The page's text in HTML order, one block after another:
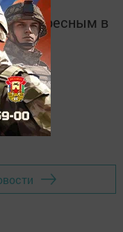
интересным в
в
MАХ: